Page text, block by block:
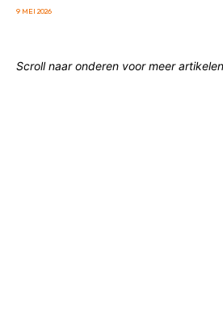
9 MEI 2026
Scroll naar onderen voor meer artikelen